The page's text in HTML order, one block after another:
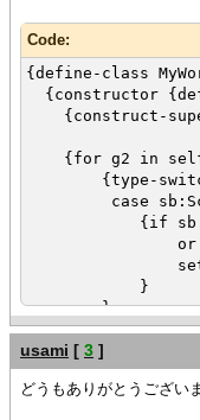
{display-cell
colspan = 2,
""
background =
{ws.init-cell
colspan = 2,
{ws.init-cell
colspan = 2,
Code:
{define-class
{constructor
{construct-
{for g2 in
{type-
case
{if sb.name
or sb.name
set
}
}
}
}
}
usami [ 3 ]
どうもありがとうござい